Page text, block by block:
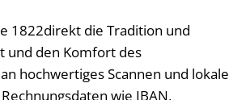
1822direkt die Tradition und
und den Komfort des
hochwertiges Scannen und lokale
wie IBAN,